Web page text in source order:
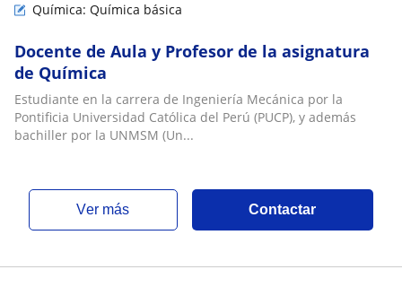
Química: Química básica
Docente de Aula y Profesor de la asignatura
de Química
Estudiante en la carrera de Ingeniería Mecánica por la
Pontificia Universidad Católica del Perú (PUCP), y además
bachiller por la UNMSM (Un...
ver más Contactar